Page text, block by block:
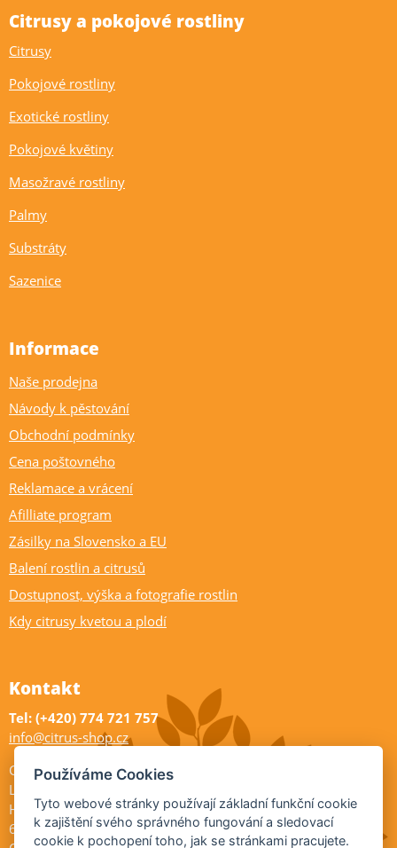
Citrusy a pokojové rostliny
Citrusy
Pokojové rostliny
Exotické rostliny
Pokojové květiny
Masožravé rostliny
Palmy
Substráty
Sazenice
Informace
Naše prodejna
Návody k pěstování
Obchodní podmínky
Cena poštovného
Reklamace a vrácení
Afilliate program
Zásilky na Slovensko a EU
Balení rostlin a citrusů
Dostupnost, výška a fotografie rostlin
Kdy citrusy kvetou a plodí
Kontakt
Tel: (+420) 774 721 757
info@citrus-shop.cz
Citrus shop zahradnictví
Legionářů 2
Hodonín
695 01
Používáme Cookies
Tyto webové stránky používají základní funkční cookie
k zajištění svého správného fungování a sledovací
cookie k pochopení toho, jak se stránkami pracujete.